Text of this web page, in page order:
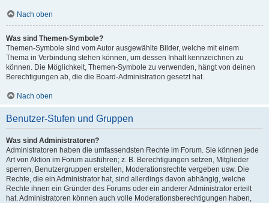
Nach oben
Was sind Themen-Symbole?
Themen-Symbole sind vom Autor ausgewählte Bilder, welche mit einem
Thema in Verbindung stehen können, um dessen Inhalt kennzeichnen zu
können. Die Möglichkeit, Themen-Symbole zu verwenden, hängt von deinen
Berechtigungen ab, die die Board-Administration gesetzt hat.
Nach oben
Benutzer-Stufen und Gruppen
Was sind Administratoren?
Administratoren haben die umfassendsten Rechte im Forum. Sie können jede
Art von Aktion im Forum ausführen; z. B. Berechtigungen setzen, Mitglieder
sperren, Benutzergruppen erstellen, Moderationsrechte vergeben usw. Die
Rechte, die ein Administrator hat, sind allerdings davon abhängig, welche
Rechte ihnen ein Gründer des Forums oder ein anderer Administrator erteilt
hat. Administratoren können auch volle Moderationsberechtigungen haben,